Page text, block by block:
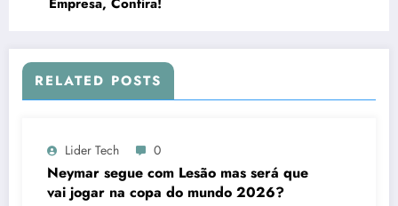
RELATED POSTS
Lider Tech 0
Neymar segue com Lesão mas será que
vai jogar na copa do mundo 2026?